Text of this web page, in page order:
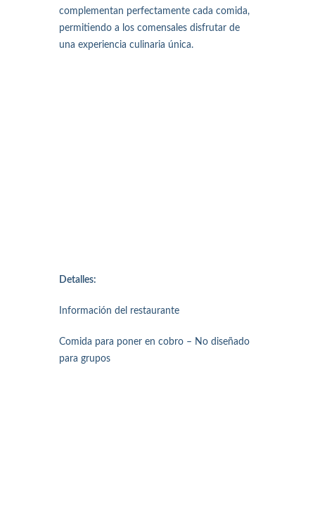
complementan perfectamente cada comida,
permitiendo a los comensales disfrutar de
una experiencia culinaria única.
Detalles:
Información del restaurante
Comida para poner en cobro – No diseñado
para grupos